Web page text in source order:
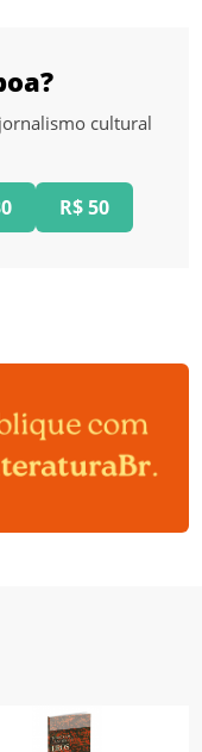
cultural
R$ 50